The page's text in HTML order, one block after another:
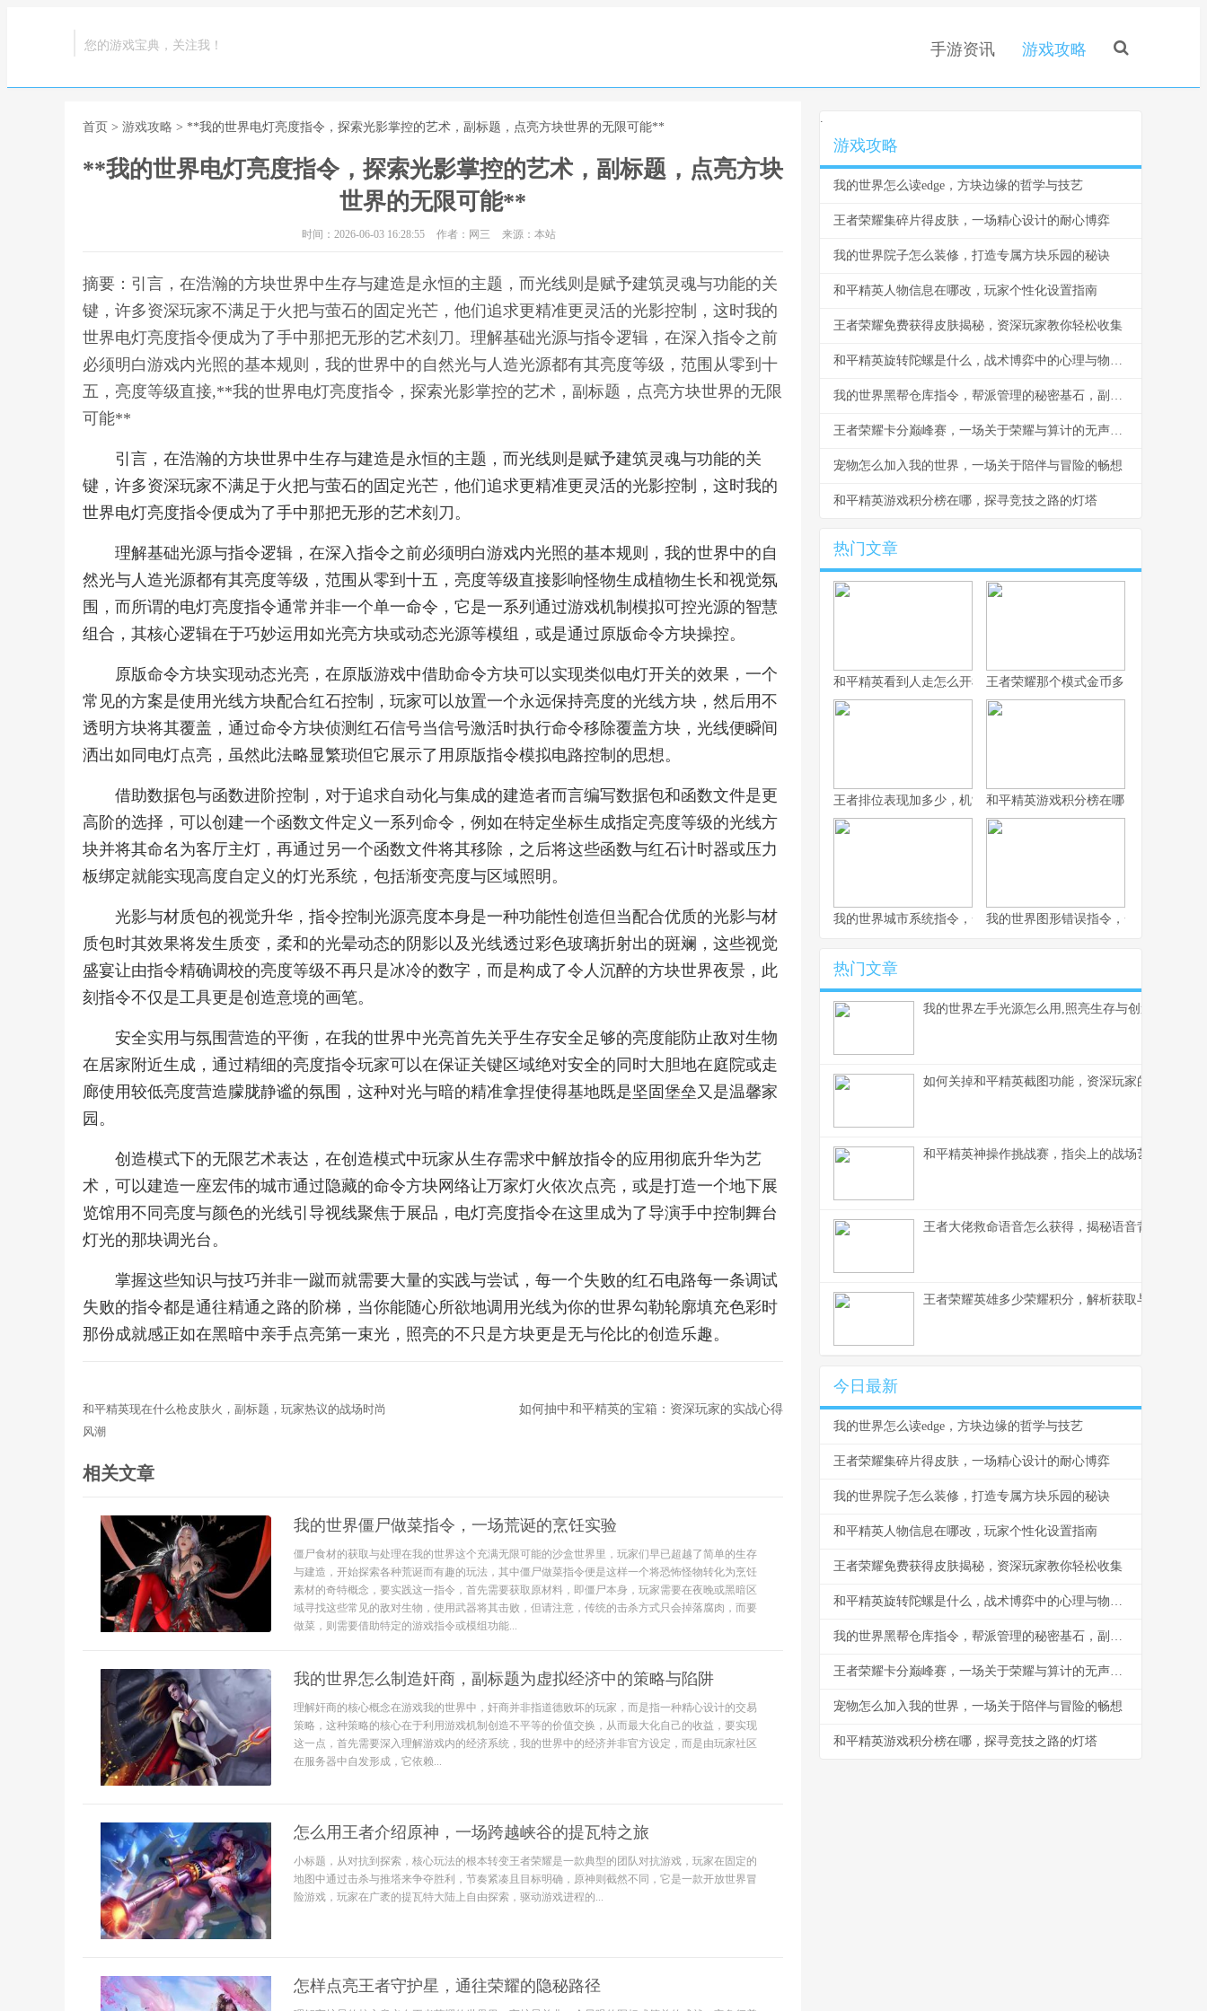
您的游戏宝典，关注我！ 手游资讯 游戏攻略
首页 > 游戏攻略 > **我的世界电灯亮度指令，探索光影掌控的艺术，副标题，点亮方块世界的无限可能**
**我的世界电灯亮度指令，探索光影掌控的艺术，副标题，点亮方块
世界的无限可能**
时间：2026-06-03 16:28:55 作者：网三 来源：本站
摘要：引言，在浩瀚的方块世界中生存与建造是永恒的主题，而光线则是赋予建筑灵魂与功能的关
键，许多资深玩家不满足于火把与萤石的固定光芒，他们追求更精准更灵活的光影控制，这时我的
世界电灯亮度指令便成为了手中那把无形的艺术刻刀。理解基础光源与指令逻辑，在深入指令之前
必须明白游戏内光照的基本规则，我的世界中的自然光与人造光源都有其亮度等级，范围从零到十
五，亮度等级直接,**我的世界电灯亮度指令，探索光影掌控的艺术，副标题，点亮方块世界的无限
可能**
引言，在浩瀚的方块世界中生存与建造是永恒的主题，而光线则是赋予建筑灵魂与功能的关
键，许多资深玩家不满足于火把与萤石的固定光芒，他们追求更精准更灵活的光影控制，这时我的
世界电灯亮度指令便成为了手中那把无形的艺术刻刀。
理解基础光源与指令逻辑，在深入指令之前必须明白游戏内光照的基本规则，我的世界中的自
然光与人造光源都有其亮度等级，范围从零到十五，亮度等级直接影响怪物生成植物生长和视觉氛
围，而所谓的电灯亮度指令通常并非一个单一命令，它是一系列通过游戏机制模拟可控光源的智慧
组合，其核心逻辑在于巧妙运用如光亮方块或动态光源等模组，或是通过原版命令方块操控。
原版命令方块实现动态光亮，在原版游戏中借助命令方块可以实现类似电灯开关的效果，一个
常见的方案是使用光线方块配合红石控制，玩家可以放置一个永远保持亮度的光线方块，然后用不
透明方块将其覆盖，通过命令方块侦测红石信号当信号激活时执行命令移除覆盖方块，光线便瞬间
洒出如同电灯点亮，虽然此法略显繁琐但它展示了用原版指令模拟电路控制的思想。
借助数据包与函数进阶控制，对于追求自动化与集成的建造者而言编写数据包和函数文件是更
高阶的选择，可以创建一个函数文件定义一系列命令，例如在特定坐标生成指定亮度等级的光线方
块并将其命名为客厅主灯，再通过另一个函数文件将其移除，之后将这些函数与红石计时器或压力
板绑定就能实现高度自定义的灯光系统，包括渐变亮度与区域照明。
光影与材质包的视觉升华，指令控制光源亮度本身是一种功能性创造但当配合优质的光影与材
质包时其效果将发生质变，柔和的光晕动态的阴影以及光线透过彩色玻璃折射出的斑斓，这些视觉
盛宴让由指令精确调校的亮度等级不再只是冰冷的数字，而是构成了令人沉醉的方块世界夜景，此
刻指令不仅是工具更是创造意境的画笔。
安全实用与氛围营造的平衡，在我的世界中光亮首先关乎生存安全足够的亮度能防止敌对生物
在居家附近生成，通过精细的亮度指令玩家可以在保证关键区域绝对安全的同时大胆地在庭院或走
廊使用较低亮度营造朦胧静谧的氛围，这种对光与暗的精准拿捏使得基地既是坚固堡垒又是温馨家
园。
创造模式下的无限艺术表达，在创造模式中玩家从生存需求中解放指令的应用彻底升华为艺
术，可以建造一座宏伟的城市通过隐藏的命令方块网络让万家灯火依次点亮，或是打造一个地下展
览馆用不同亮度与颜色的光线引导视线聚焦于展品，电灯亮度指令在这里成为了导演手中控制舞台
灯光的那块调光台。
掌握这些知识与技巧并非一蹴而就需要大量的实践与尝试，每一个失败的红石电路每一条调试
失败的指令都是通往精通之路的阶梯，当你能随心所欲地调用光线为你的世界勾勒轮廓填充色彩时
那份成就感正如在黑暗中亲手点亮第一束光，照亮的不只是方块更是无与伦比的创造乐趣。
和平精英现在什么枪皮肤火，副标题，玩家热议的战场时尚
风潮
如何抽中和平精英的宝箱：资深玩家的实战心得
相关文章
我的世界僵尸做菜指令，一场荒诞的烹饪实验
僵尸食材的获取与处理在我的世界这个充满无限可能的沙盒世界里，玩家们早已超越了简单的生存
与建造，开始探索各种荒诞而有趣的玩法，其中僵尸做菜指令便是这样一个将恐怖怪物转化为烹饪
素材的奇特概念，要实践这一指令，首先需要获取原材料，即僵尸本身，玩家需要在夜晚或黑暗区
域寻找这些常见的敌对生物，使用武器将其击败，但请注意，传统的击杀方式只会掉落腐肉，而要
做菜，则需要借助特定的游戏指令或模组功能...
我的世界怎么制造奸商，副标题为虚拟经济中的策略与陷阱
理解奸商的核心概念在游戏我的世界中，奸商并非指道德败坏的玩家，而是指一种精心设计的交易
策略，这种策略的核心在于利用游戏机制创造不平等的价值交换，从而最大化自己的收益，要实现
这一点，首先需要深入理解游戏内的经济系统，我的世界中的经济并非官方设定，而是由玩家社区
在服务器中自发形成，它依赖...
怎么用王者介绍原神，一场跨越峡谷的提瓦特之旅
小标题，从对抗到探索，核心玩法的根本转变王者荣耀是一款典型的团队对抗游戏，玩家在固定的
地图中通过击杀与推塔来争夺胜利，节奏紧凑且目标明确，原神则截然不同，它是一款开放世界冒
险游戏，玩家在广袤的提瓦特大陆上自由探索，驱动游戏进程的...
怎样点亮王者守护星，通往荣耀的隐秘路径
.
游戏攻略
我的世界怎么读edge，方块边缘的哲学与技艺
王者荣耀集碎片得皮肤，一场精心设计的耐心博弈
我的世界院子怎么装修，打造专属方块乐园的秘诀
和平精英人物信息在哪改，玩家个性化设置指南
王者荣耀免费获得皮肤揭秘，资深玩家教你轻松收集
和平精英旋转陀螺是什么，战术博弈中的心理与物理轴心
我的世界黑帮仓库指令，帮派管理的秘密基石，副标题，指令构筑的地下秩序与财富堡垒
王者荣耀卡分巅峰赛，一场关于荣耀与算计的无声战争
宠物怎么加入我的世界，一场关于陪伴与冒险的畅想
和平精英游戏积分榜在哪，探寻竞技之路的灯塔
热门文章
和平精英看到人走怎么开枪，冷静瞄准与节奏掌控的艺术，副标题
王者荣耀那个模式金币多，揭秘高效积
王者排位表现加多少，机制解析与实战心得和平精英游戏积分榜在哪，探寻竞技之
我的世界城市系统指令，一座虚拟城市的诞生与成长副标题
我的世界图形错误指令，一场意料之外
热门文章
我的世界左手光源怎么用,照亮生存与创造之路
如何关掉和平精英截图功能，资深玩家的操作心得
和平精英神操作挑战赛，指尖上的战场艺术
王者大佬救命语音怎么获得，揭秘语音背后的荣耀
王者荣耀英雄多少荣耀积分，解析获取与使用之道
今日最新
我的世界怎么读edge，方块边缘的哲学与技艺
王者荣耀集碎片得皮肤，一场精心设计的耐心博弈
我的世界院子怎么装修，打造专属方块乐园的秘诀
和平精英人物信息在哪改，玩家个性化设置指南
王者荣耀免费获得皮肤揭秘，资深玩家教你轻松收集
和平精英旋转陀螺是什么，战术博弈中的心理与物理轴心
我的世界黑帮仓库指令，帮派管理的秘密基石，副标题，指令构筑的地下秩序与财富堡垒
王者荣耀卡分巅峰赛，一场关于荣耀与算计的无声战争
宠物怎么加入我的世界，一场关于陪伴与冒险的畅想
和平精英游戏积分榜在哪，探寻竞技之路的灯塔